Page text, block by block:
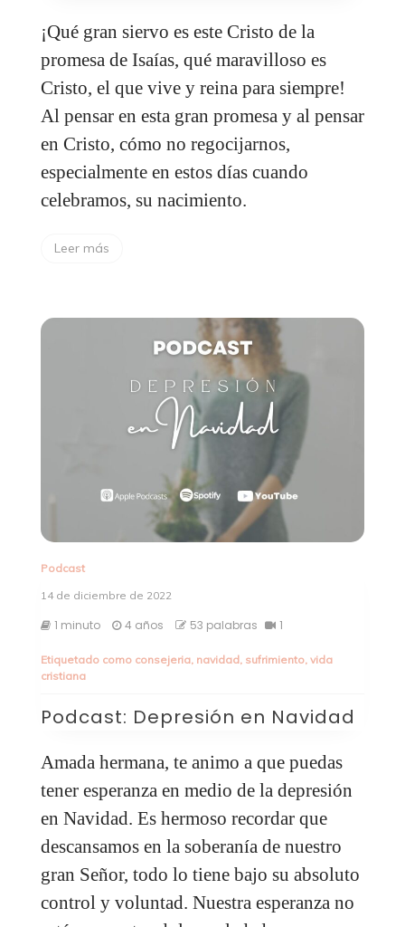
¡Qué gran siervo es este Cristo de la
promesa de Isaías, qué maravilloso es
Cristo, el que vive y reina para siempre!
Al pensar en esta gran promesa y al pensar
en Cristo, cómo no regocijarnos,
especialmente en estos días cuando
celebramos, su nacimiento.
Leer más
Podcast
14 de diciembre de 2022
1 minuto 4 años 53 palabras 1
Etiquetado como consejeria, navidad, sufrimiento, vida
cristiana
Podcast: Depresión en Navidad
Amada hermana, te animo a que puedas
tener esperanza en medio de la depresión
en Navidad. Es hermoso recordar que
descansamos en la soberanía de nuestro
gran Señor, todo lo tiene bajo su absoluto
control y voluntad. Nuestra esperanza no